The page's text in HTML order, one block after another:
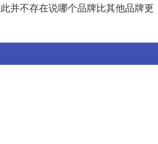
并不存在说哪个品牌比其他品牌更